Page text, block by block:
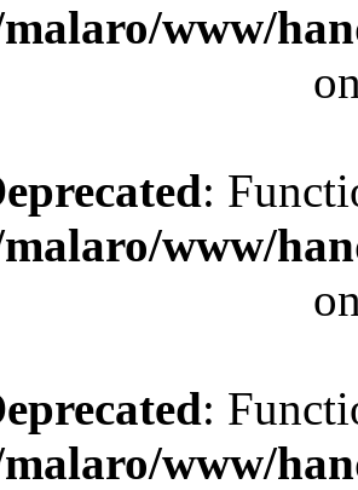
www/
:
www/
:
www/